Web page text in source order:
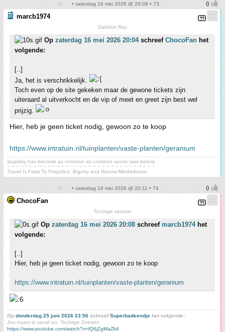
• zaterdag 16 mei 2026 @ 20:08 • 73
marcb1974
Dakshin Ray
Op zaterdag 16 mei 2026 20:04schreef ChocoFan het
volgende:
[..]
Ja, het is verschrikkelijk.
Toch even op de site gekeken maar de gewone tickets zijn
uiteraard al uitverkocht en de vip of meet en greet zijn best wel
prijzig.
Hier, heb je geen ticket nodig, gewoon zo te koop
https://www.intratuin.nl/tuinplanten/vaste-planten/geranium
stupidity has become as common as common sense was before
~ ~ ~ ~ ~ ~ ~ ~ ~ ~ ~ ~ ~ ~ ~ ~ ~ ~ ~ ~ ~ ~ ~ ~ ~ ~ ~ ~ ~ ~ ~ ~ ~
Travel Is Fatal To Prejudice, Bigotry and Narrow-Mindedness
• zaterdag 16 mei 2026 @ 20:11 • 74
ChocoFan
Tochtige zeester
Op zaterdag 16 mei 2026 20:08 schreef marcb1974het
volgende:
[..]
Hier, heb je geen ticket nodig, gewoon zo te koop
https://www.intratuin.nl/tuinplanten/vaste-planten/geranium
Op donderdag 25 juni 2026 23:56 schreefSuperbadeendje het volgende:
Jou naam is vanaf nu: Tochtige Zeester.
https://www.youtube.com/watch?v=lQ6jZgMaZk4